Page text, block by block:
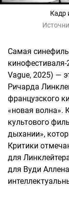
Кадр
Самая
Vague, 2025) —
Ричарда
французского
«новая волна».
культового
дыхании»,
Критики
для
для Вуди